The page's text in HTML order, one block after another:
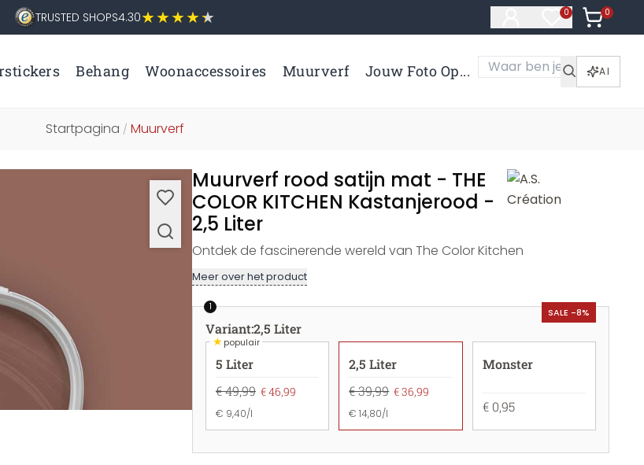
TRUSTED SHOPS4.30 0
Artikelen in
0
Artikelen
Behang Woonaccessoires Muurverf Jouw Foto Op... AI
Startpagina / Muurverf
Muurverf rood satijn mat - THE
COLOR KITCHEN Kastanjerood -
2,5 Liter
Ontdek de fascinerende wereld van The Color Kitchen
Meer over het product
SALE -8%
1
Variant:2,5 Liter
★populair
5 Liter
€ 49,99 € 46,99
€ 9,40/l
2,5 Liter
€ 39,99 € 36,99
€ 14,80/l
Monster
€ 0,95